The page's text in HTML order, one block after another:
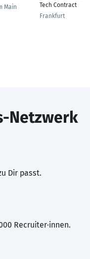
Main
Tech Contract
Frankfurt
Netzwerk
Dir passt.
Recruiter·innen.